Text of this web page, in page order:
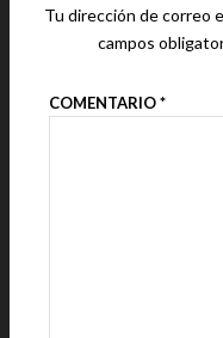
Tu dirección de correo
campos
COMENTARIO*